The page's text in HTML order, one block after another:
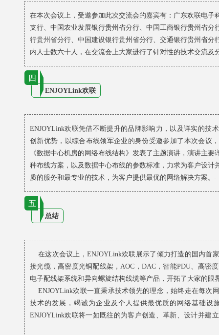
在本次会议上，受邀参加此次交流会的嘉宾有：广东欢联电子
支行、中国农业发展银行贵州省分行、中国工商银行贵州省分
行贵州省分行、中国建设银行贵州省分行、交通银行贵州省分
内人士数六十人，在交流会上大家进行了针对性的技术交流及
四
ENJOYLink欢联
ENJOYLink欢联凭借不断提升的品牌影响力，以及详实的技
创新优势，以综合布线领军企业的身份受邀参加了本次会议
《数据中心机房的网络布线结构》发表了主题演讲，演讲主
种布线方案，以及数据中心布线的参数标准，力求为客户设计
质的服务和最专业的技术，为客户提供最优的网络解决方案。
五
总结
在这次会议上，ENJOYLink欢联展示了倾力打造的国内首
接光缆，高密度光铜配线架，AOC，DAC，智能PDU、高密
电子配线架系统和异向螺旋结构线缆等产品，开拓了大家的眼
ENJOYLink欢联一直秉承技术领先的理念，始终走在每次
技术的发展，竭诚为企业及个人提供最优质的网络基础设
ENJOYLink欢联将一如既往的为客户创造、革新、设计并建